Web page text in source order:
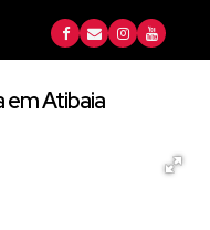
em Atibaia